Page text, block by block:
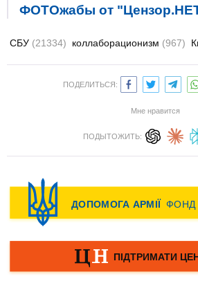
ФОТОжабы от
СБУ (21334) коллаборационизм (967)
ПОДЕЛИТЬСЯ:
Мне нравится
ПОДЫТОЖИТЬ: